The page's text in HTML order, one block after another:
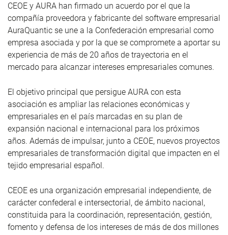
CEOE y AURA han firmado un acuerdo por el que la
compañía proveedora y fabricante del software empresarial
AuraQuantic se une a la Confederación empresarial como
empresa asociada y por la que se compromete a aportar su
experiencia de más de 20 años de trayectoria en el
mercado para alcanzar intereses empresariales comunes.
El objetivo principal que persigue AURA con esta
asociación es ampliar las relaciones económicas y
empresariales en el país marcadas en su plan de
expansión nacional e internacional para los próximos
años. Además de impulsar, junto a CEOE, nuevos proyectos
empresariales de transformación digital que impacten en el
tejido empresarial español.
CEOE es una organización empresarial independiente, de
carácter confederal e intersectorial, de ámbito nacional,
constituida para la coordinación, representación, gestión,
fomento y defensa de los intereses de más de dos millones